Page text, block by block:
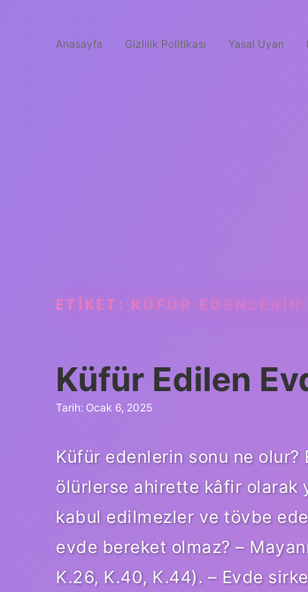
Anasayfa Gizlilik Politikası Yasal Uyarı
ETIKET: KÜFÜR EDENLERIN
Küfür Edilen
Tarih: Ocak 6, 2025
Küfür edenlerin sonu ne
ölürlerse ahirette kâfir olarak
kabul edilmezler ve tövbe
evde bereket olmaz? –
K.26, K.40, K.44). – Evde